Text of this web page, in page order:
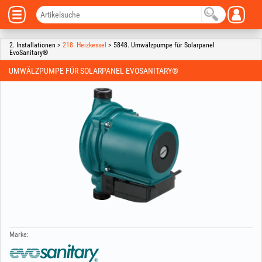
2. Installationen > 218. Heizkessel > 5848. Umwälzpumpe für Solarpanel
EvoSanitary®
UMWÄLZPUMPE FÜR SOLARPANEL EVOSANITARY®
Marke: